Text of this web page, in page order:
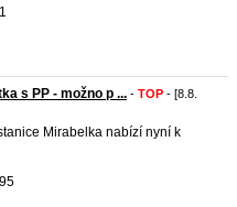
s PP - možno p ... - TOP - [8.8.
Mirabelka nabízí nyní k